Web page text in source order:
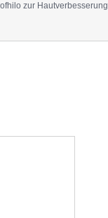
zur Hautverbesserung